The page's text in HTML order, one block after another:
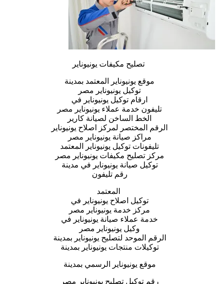
تصليح مكيفات يونيوناير
موقع يونيوناير المعتمد بمدينة
توكيل يونيوناير مصر
ارقام توكيل يونيوناير في
تليفون خدمة عملاء يونيوناير مصر
الخط الساخن لصيانة كارير
الرقم المختصر لمركز اصلاح يونيوناير
مراكز صيانة يونيوناير مصر
تليفونات توكيل يونيوناير المعتمد
مركز تصليح مكيفات يونيوناير مصر
توكيل صيانة يونيوناير في مدينة
رقم تليفون
المعتمد
توكيل اصلاح يونيوناير في
مركز خدمة يونيوناير مصر
خدمة عملاء صيانة يونيوناير في
وكيل يونيوناير مصر
الرقم الموحد لتصليح يونيوناير بمدينة
توكيلات منتجات يونيوناير بمدينة
موقع يونيوناير الرسمي بمدينة
رقم توكيل تصليح يونيوناير مصر